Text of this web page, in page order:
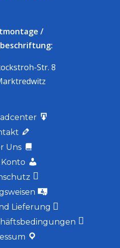
/
Str. 8
Uns
Lieferung